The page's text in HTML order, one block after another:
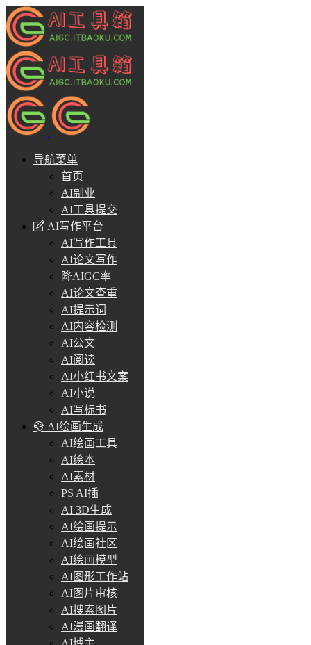
导航菜单
首页
AI副业
AI工具提交
AI写作平台
AI写作工具
AI论文写作
降AIGC率
AI论文查重
AI提示词
AI内容检测
AI公文
AI阅读
AI小红书文案
AI小说
AI写标书
AI绘画生成
AI绘画工具
AI绘本
AI素材
PS AI插
AI 3D生成
AI绘画提示
AI绘画社区
AI绘画模型
AI图形工作站
AI图片审核
AI搜索图片
AI漫画翻译